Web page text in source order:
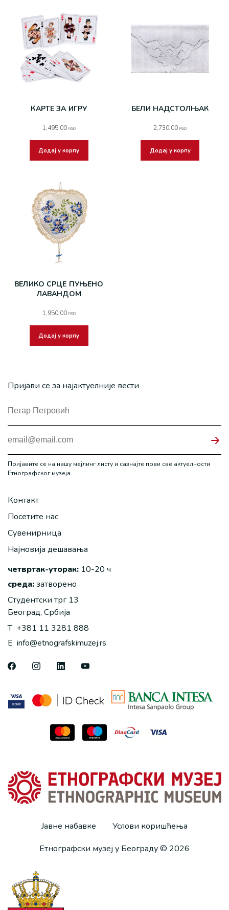
КАРТЕ ЗА ИГРУ
1,495.00 RSD
Додај у корпу
БЕЛИ НАДСТОЛЊАК
2,730.00RSD
Додај у корпу
ВЕЛИКО СРЦЕ ПУЊЕНО
ЛАВАНДОМ
1,950.00 RSD
Додај у корпу
Пријави се за најактуелније вести
Пријавите се на нашу мејлинг листу и сазнајте први све актуелности
Етнографског музеја.
Контакт
Посетите нас
Сувенирница
Најновија дешавања
четвртак-уторак: 10-20 ч
среда:затворено
Студентски трг 13
Београд, Србија
T +381 11 3281 888
E info@etnografskimuzej.rs
Јавне набавке
Услови коришћења
Етнографски музеј у Београду © 2026